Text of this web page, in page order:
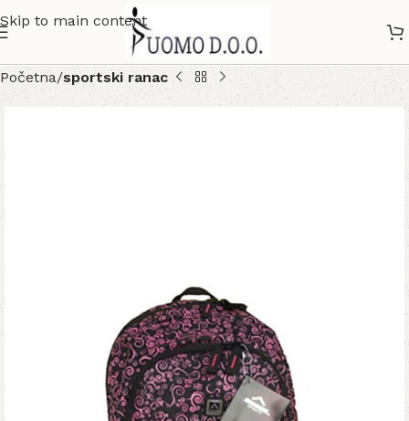
Skip to main content
Početna sportski ranac